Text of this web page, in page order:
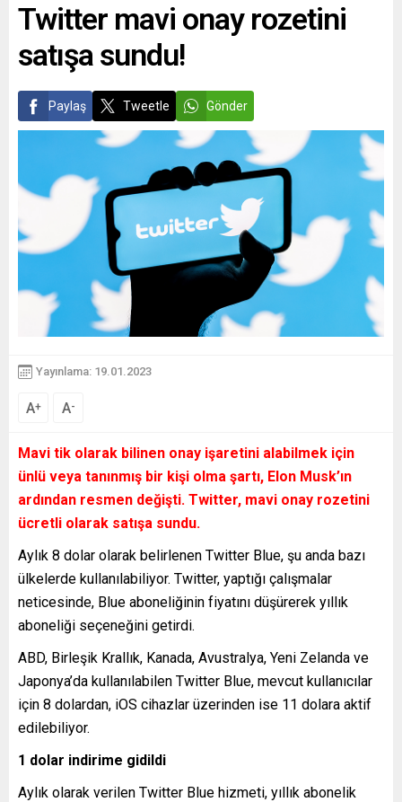
Twitter mavi onay rozetini
satışa sundu!
Paylaş Tweetle Gönder
Yayınlama: 19.01.2023
A+ A-
Mavi tik olarak bilinen onay işaretini alabilmek için
ünlü veya tanınmış bir kişi olma şartı, Elon Musk’ın
ardından resmen değişti. Twitter, mavi onay rozetini
ücretli olarak satışa sundu.
Aylık 8 dolar olarak belirlenen Twitter Blue, şu anda bazı
ülkelerde kullanılabiliyor. Twitter, yaptığı çalışmalar
neticesinde, Blue aboneliğinin fiyatını düşürerek yıllık
aboneliği seçeneğini getirdi.
ABD, Birleşik Krallık, Kanada, Avustralya, Yeni Zelanda ve
Japonya’da kullanılabilen Twitter Blue, mevcut kullanıcılar
için 8 dolardan, iOS cihazlar üzerinden ise 11 dolara aktif
edilebiliyor.
1 dolar indirime gidildi
Aylık olarak verilen Twitter Blue hizmeti, yıllık abonelik